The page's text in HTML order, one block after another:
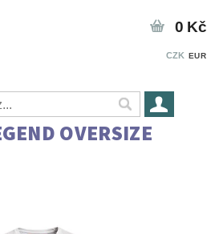
CZK EUR
0 Kč
OVERSIZE